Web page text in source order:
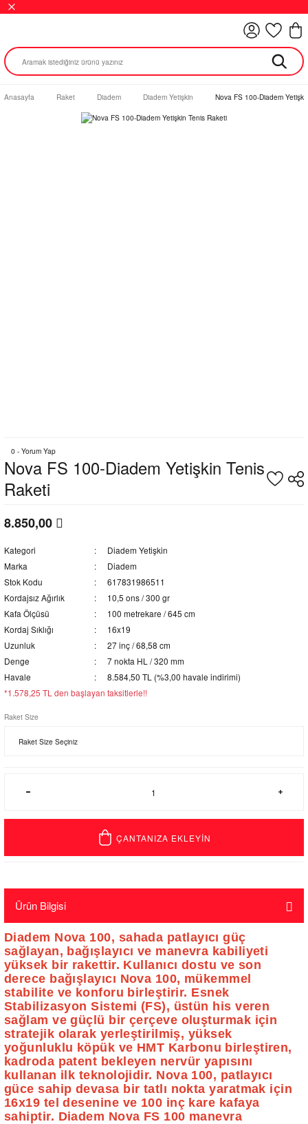
Anasayfa Raket Diadem Diadem Yetişkin Nova FS 100-Diadem
0 - Yorum Yap
Nova FS 100-Diadem Yetişkin Tenis
Raketi
8.850,00
Kategori
Diadem Yetişkin
Marka
Diadem
Stok Kodu
617831986511
Kordajsız Ağırlık
10,5 ons / 300 gr
Kafa Ölçüsü
100 metrekare / 645 cm
Kordaj Sıklığı
16x19
Uzunluk
27 inç / 68,58 cm
Denge
7 nokta HL / 320 mm
Havale
8.584,50 TL (%3,00 havale indirimi)
*1.578,25 TL den başlayan taksitlerle!!
Raket Size
ÇANTANIZA EKLEYİN
Ürün Bilgisi
Diadem Nova 100, sahada patlayıcı güç
sağlayan, bağışlayıcı ve manevra kabiliyeti
yüksek bir rakettir. Kullanıcı dostu ve son
derece bağışlayıcı Nova 100, mükemmel
stabilite ve konforu birleştirir. Esnek
Stabilizasyon Sistemi (FS), üstün his veren
sağlam ve güçlü bir çerçeve oluşturmak için
stratejik olarak yerleştirilmiş, yüksek
yoğunluklu köpük ve HMT Karbonu birleştiren,
kadroda patent bekleyen nervür yapısını
kullanan ilk teknolojidir. Nova 100, patlayıcı
güce sahip devasa bir tatlı nokta yaratmak için
16x19 tel desenine ve 100 inç kare kafaya
sahiptir. Diadem Nova FS 100 manevra